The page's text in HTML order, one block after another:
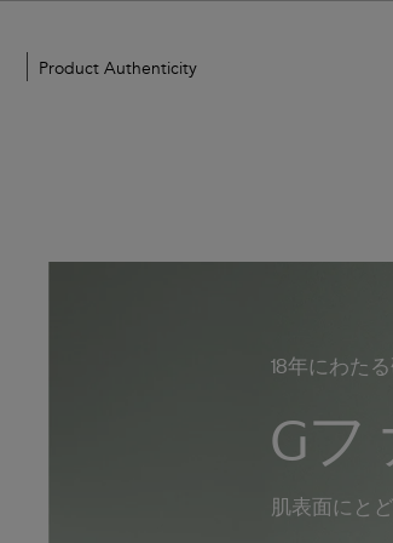
Product Authenticity
ZO
Skin
18年にわた
G
肌表面にと